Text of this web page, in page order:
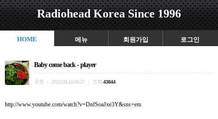
Radiohead Korea Since 1996
HOME 메뉴 회원가입 로그인
Baby come back - player
우호 2012.09.19 00:27 조회 43844
http://www.youtube.com/watch?v=DnfSoaJxe3Y&sns=em